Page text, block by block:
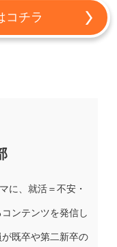
コチラ
に、就活＝不安・
ンテンツを発信し
既卒や第二新卒の